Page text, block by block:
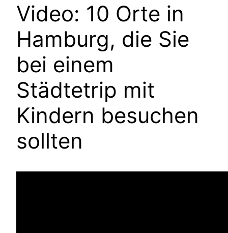
Video: 10 Orte in
Hamburg, die Sie
bei einem
Städtetrip mit
Kindern besuchen
sollten